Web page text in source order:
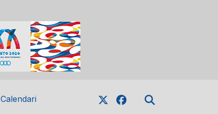
Calendari